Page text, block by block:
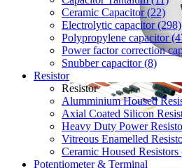
Ceramic Capacitor (22)
Electrolytic capacitor (298)
Polypropylene capacitor
Power factor correction
Snubber capacitor (8)
Resistor
Resistor
Alumminium Housed
Axial Coated Silicon
Heavy Duty Power
Vitreous Enamelled
Ceramic Housed Resistors
Potentiometer & Terminal